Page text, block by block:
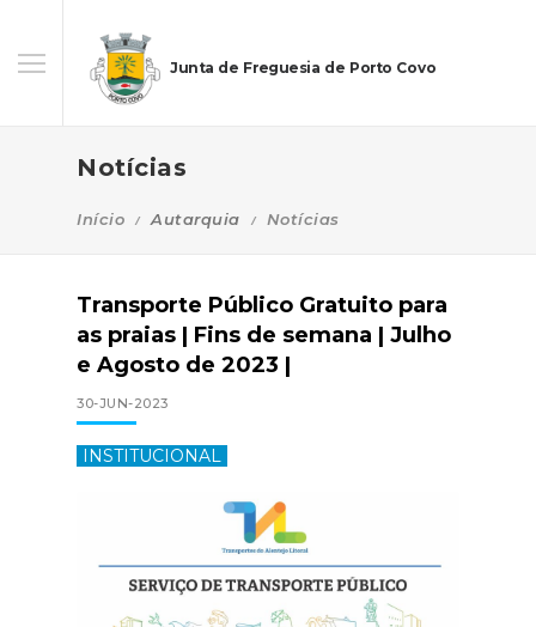
Junta de Freguesia de Porto Covo
Notícias
Início Autarquia Notícias
Transporte Público Gratuito para
as praias | Fins de semana | Julho
e Agosto de 2023 |
30-JUN-2023
INSTITUCIONAL